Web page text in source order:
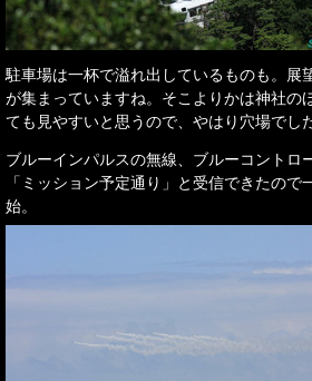
駐車場は一杯で溢れ出しているものも。展
が集まっていますね。そこよりかは神社の
ても見やすいと思うので、やはり穴場でし
ブルーインパルスの無線、ブルーコントロ
「ミッション予定通り」と受信できたので
始。